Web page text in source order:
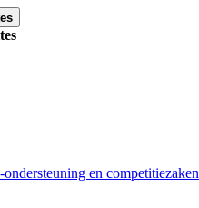
en competitiezaken